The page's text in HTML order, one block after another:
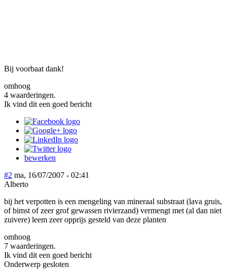
Bij voorbaat dank!
omhoog
4 waarderingen.
Ik vind dit een goed bericht
bewerken
#2 ma, 16/07/2007 - 02:41
Alberto
bij het verpotten is een mengeling van mineraal substraat (lava gruis,
of bimst of zeer grof gewassen rivierzand) vermengt met (al dan niet
zuivere) leem zeer opprijs gesteld van deze planten
omhoog
7 waarderingen.
Ik vind dit een goed bericht
Onderwerp gesloten